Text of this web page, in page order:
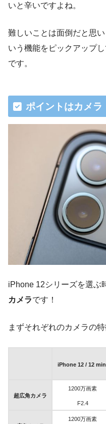
いと辛いですよね。
難しいことは面倒だと思
いう機能をピックアップ
です。
ポイントはカメラ
iPhone 12シリーズを選ぶ
カメラです！
まずそれぞれのカメラの
iPhone 12 / 12
超広角カメラ
1200万画素
F2.4
1200万画素